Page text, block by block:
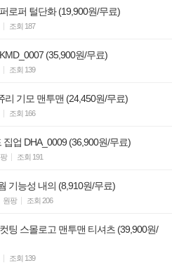
로퍼 털단화 (19,900원/무료)
조회 187
(35,900원/무료)
조회 139
리 기모 맨투맨 (24,450원/무료)
조회 166
업 DHA_0009 (36,900원/무료)
조회 191
기능성 내의 (8,910원/무료)
원팡 조회 206
팅 스몰로고 맨투맨 티셔츠 (39,900원/
조회 139